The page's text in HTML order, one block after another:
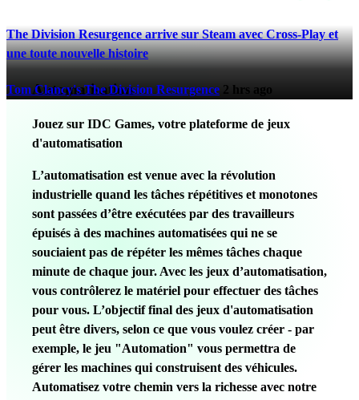
The Division Resurgence arrive sur Steam avec Cross-Play et
une toute nouvelle histoire
Tom Clancy's The Division Resurgence 2 hrs ago
Automatisation
Jouez sur IDC Games, votre plateforme de jeux
d'automatisation
L’automatisation est venue avec la révolution
industrielle quand les tâches répétitives et monotones
sont passées d’être exécutées par des travailleurs
épuisés à des machines automatisées qui ne se
souciaient pas de répéter les mêmes tâches chaque
minute de chaque jour. Avec les jeux d’automatisation,
vous contrôlerez le matériel pour effectuer des tâches
pour vous. L’objectif final des jeux d'automatisation
peut être divers, selon ce que vous voulez créer - par
exemple, le jeu "Automation" vous permettra de
gérer les machines qui construisent des véhicules.
Automatisez votre chemin vers la richesse avec notre